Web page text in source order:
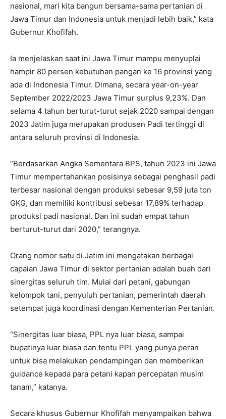
nasional, mari kita bangun bersama-sama pertanian di
Jawa Timur dan Indonesia untuk menjadi lebih baik,” kata
Gubernur Khofifah.
Ia menjelaskan saat ini Jawa Timur mampu menyuplai
hampir 80 persen kebutuhan pangan ke 16 provinsi yang
ada di Indonesia Timur. Dimana, secara year-on-year
September 2022/2023 Jawa Timur surplus 9,23%. Dan
selama 4 tahun berturut-turut sejak 2020 sampai dengan
2023 Jatim juga merupakan produsen Padi tertinggi di
antara seluruh provinsi di Indonesia.
“Berdasarkan Angka Sementara BPS, tahun 2023 ini Jawa
Timur mempertahankan posisinya sebagai penghasil padi
terbesar nasional dengan produksi sebesar 9,59 juta ton
GKG, dan memiliki kontribusi sebesar 17,89% terhadap
produksi padi nasional. Dan ini sudah empat tahun
berturut-turut dari 2020,” terangnya.
Orang nomor satu di Jatim ini mengatakan berbagai
capaian Jawa Timur di sektor pertanian adalah buah dari
sinergitas seluruh tim. Mulai dari petani, gabungan
kelompok tani, penyuluh pertanian, pemerintah daerah
setempat juga koordinasi dengan Kementerian Pertanian.
“Sinergitas luar biasa, PPL nya luar biasa, sampai
bupatinya luar biasa dan tentu PPL yang punya peran
untuk bisa melakukan pendampingan dan memberikan
guidance kepada para petani kapan percepatan musim
tanam,” katanya.
Secara khusus Gubernur Khofifah menyampaikan bahwa